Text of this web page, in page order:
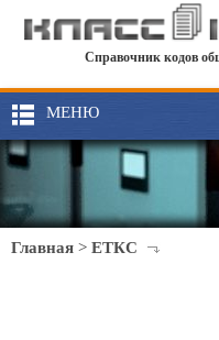
Справочник кодов
МЕНЮ
Главная > ЕТКС